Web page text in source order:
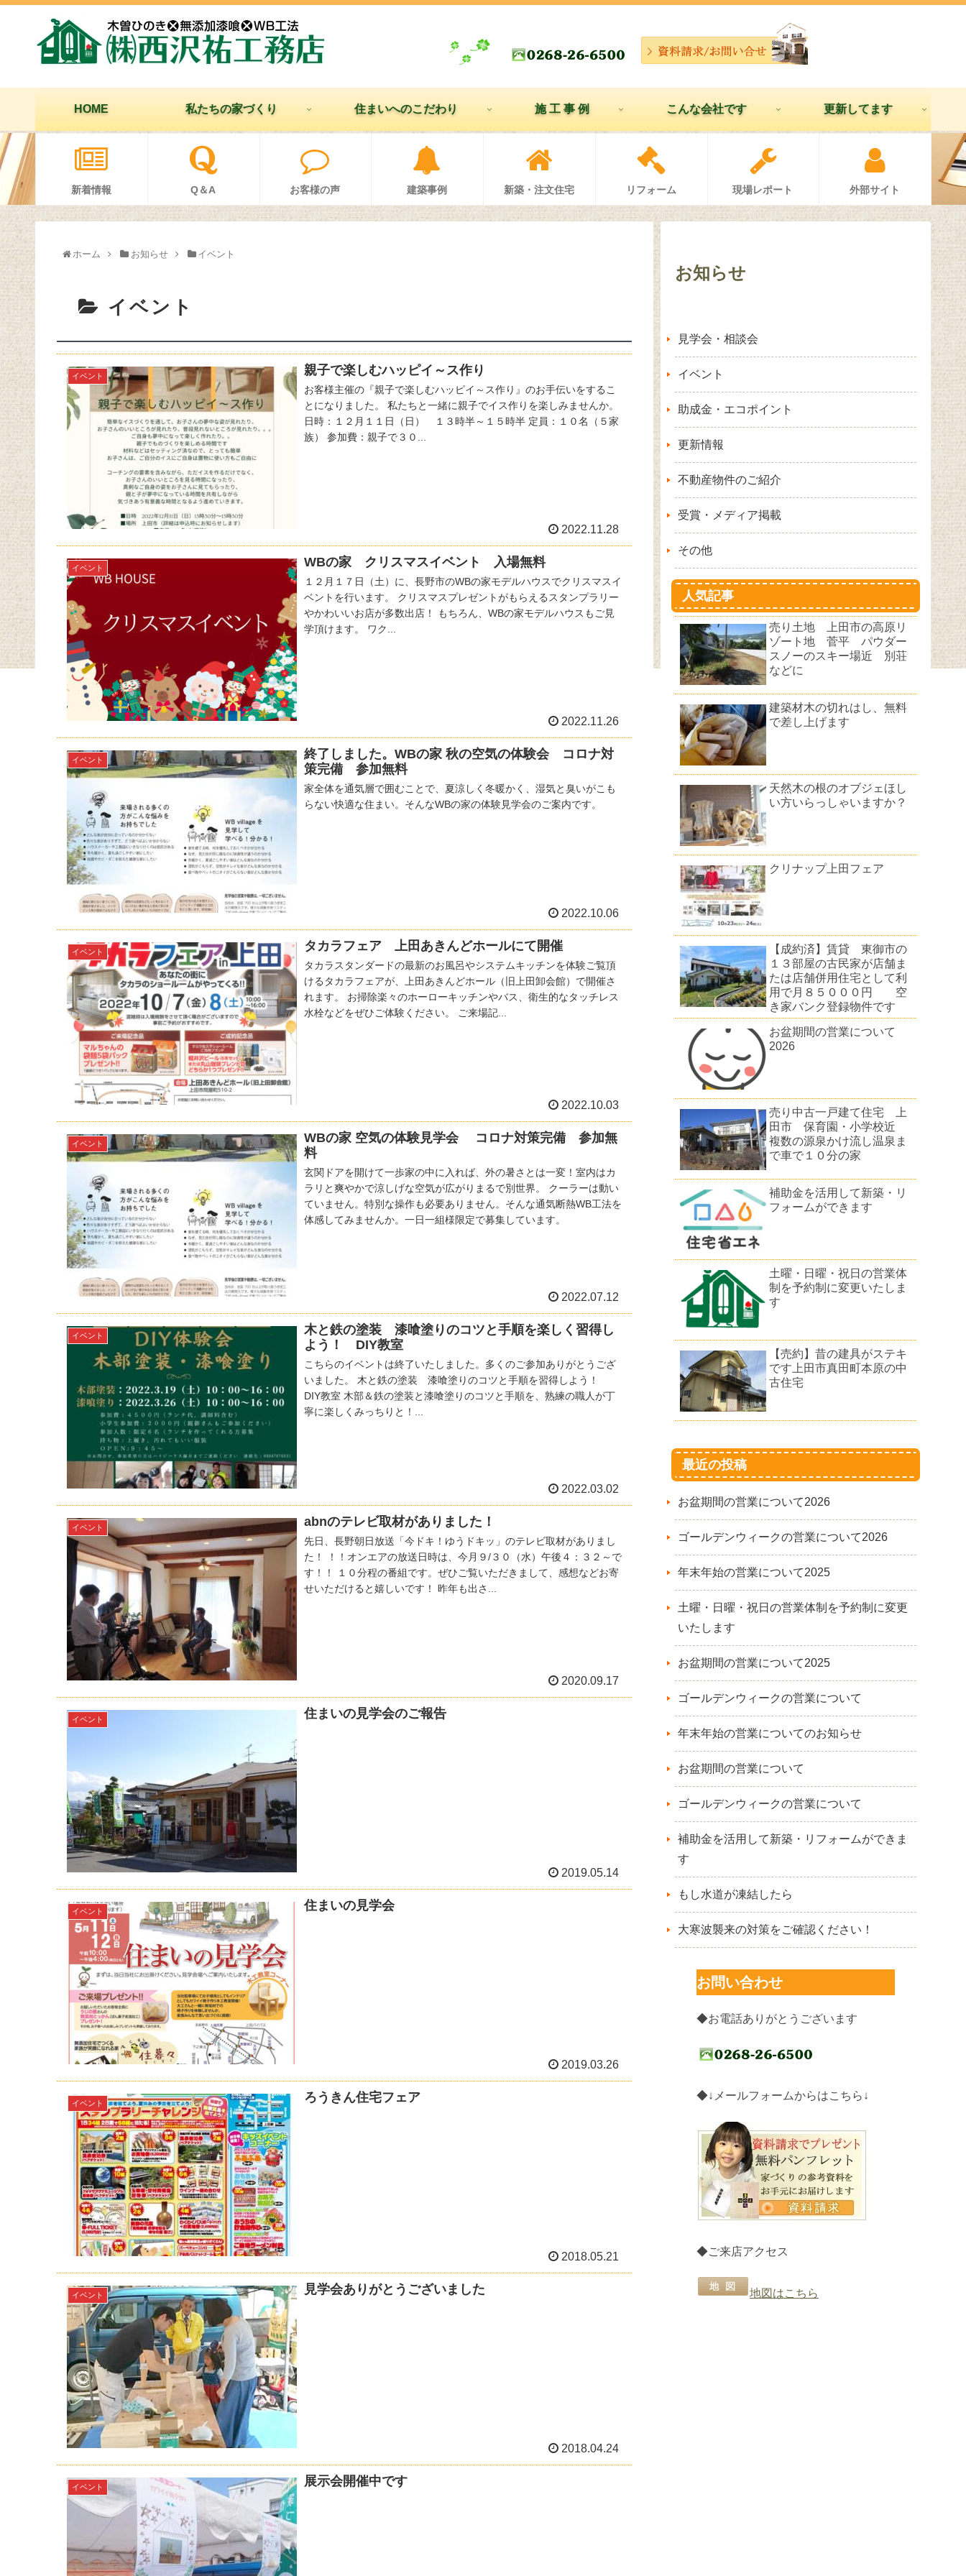
HOME 私たちの家づくり 住まいへのこだわり 施 工 事 例 こんな会社です 更新してます
新着情報 Q＆A お客様の声 建築事例 新築・注文住宅 リフォーム 現場レポート 外部サイト
ホーム お知らせ イベント
イベント
イベント 親子で楽しむハッピイ～ス作り
お客様主催の『親子で楽しむハッピイ～ス作り』のお手伝いをするこ
とになりました。 私たちと一緒に親子でイス作りを楽しみませんか。
日時：１２月１１日（日） １３時半～１５時半 定員：１０名（５家
族） 参加費：親子で３０...
2022.11.28
イベント WBの家 クリスマスイベント 入場無料
１２月１７日（土）に、長野市のWBの家モデルハウスでクリスマスイ
ベントを行います。 クリスマスプレゼントがもらえるスタンプラリー
やかわいいお店が多数出店！ もちろん、WBの家モデルハウスもご見
学頂けます。 ワク...
2022.11.26
イベント
終了しました。WBの家 秋の空気の体験会 コロナ対
策完備 参加無料
家全体を通気層で囲むことで、夏涼しく冬暖かく、湿気と臭いがこも
らない快適な住まい。そんなWBの家の体験見学会のご案内です。
2022.10.06
イベント タカラフェア 上田あきんどホールにて開催
タカラスタンダードの最新のお風呂やシステムキッチンを体験ご覧頂
けるタカラフェアが、上田あきんどホール（旧上田卸会館）で開催さ
れます。 お掃除楽々のホーローキッチンやバス、衛生的なタッチレス
水栓などをぜひご体験ください。 ご来場記...
2022.10.03
イベント
WBの家 空気の体験見学会 コロナ対策完備 参加無
料
玄関ドアを開けて一歩家の中に入れば、外の暑さとは一変！室内はカ
ラリと爽やかで涼しげな空気が広がりまるで別世界。 クーラーは動い
ていません。特別な操作も必要ありません。そんな通気断熱WB工法を
体感してみませんか。一日一組様限定で募集しています。
2022.07.12
イベント
木と鉄の塗装 漆喰塗りのコツと手順を楽しく習得し
よう！ DIY教室
こちらのイベントは終了いたしました。多くのご参加ありがとうござ
いました。 木と鉄の塗装 漆喰塗りのコツと手順を習得しよう！
DIY教室 木部＆鉄の塗装と漆喰塗りのコツと手順を、熟練の職人が丁
寧に楽しくみっちりと！...
2022.03.02
イベント abnのテレビ取材がありました！
先日、長野朝日放送「今ドキ！ゆうドキッ」のテレビ取材がありまし
た！ ！！オンエアの放送日時は、今月９/３０（水）午後４：３２～で
す！！ １０分程の番組です。ぜひご覧いただきまして、感想などお寄
せいただけると嬉しいです！ 昨年も出さ...
2020.09.17
イベント 住まいの見学会のご報告
2019.05.14
イベント 住まいの見学会
2019.03.26
イベント ろうきん住宅フェア
2018.05.21
イベント 見学会ありがとうございました
2018.04.24
イベント 展示会開催中です
お知らせ
見学会・相談会
イベント
助成金・エコポイント
更新情報
不動産物件のご紹介
受賞・メディア掲載
その他
人気記事
売り土地 上田市の高原リ
ゾート地 菅平 パウダー
スノーのスキー場近 別荘
などに
建築材木の切れはし、無料
で差し上げます
天然木の根のオブジェほし
い方いらっしゃいますか？
クリナップ上田フェア
【成約済】賃貸 東御市の
１３部屋の古民家が店舗ま
たは店舗併用住宅として利
用で月８５０００円 空
き家バンク登録物件です
お盆期間の営業について
2026
売り中古一戸建て住宅 上
田市 保育園・小学校近
複数の源泉かけ流し温泉ま
で車で１０分の家
補助金を活用して新築・リ
フォームができます
土曜・日曜・祝日の営業体
制を予約制に変更いたしま
す
【売約】昔の建具がステキ
です上田市真田町本原の中
古住宅
最近の投稿
お盆期間の営業について2026
ゴールデンウィークの営業について2026
年末年始の営業について2025
土曜・日曜・祝日の営業体制を予約制に変更
いたします
お盆期間の営業について2025
ゴールデンウィークの営業について
年末年始の営業についてのお知らせ
お盆期間の営業について
ゴールデンウィークの営業について
補助金を活用して新築・リフォームができま
す
もし水道が凍結したら
大寒波襲来の対策をご確認ください！
お問い合わせ
◆お電話ありがとうございます
◆↓メールフォームからはこちら↓
◆ご来店アクセス
地図はこちら